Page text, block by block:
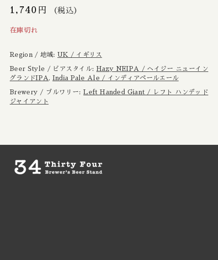
1,740 円 （税込）
在庫切れ
Region / 地域: UK / イギリス
Beer Style / ビアスタイル:Hazy NEIPA / ヘイジー ニューイン
グランドIPA
India Pale Ale / インディアペールエール
Brewery / ブルワリー:Left Handed Giant / レフト ハンデッド
ジャイアント
Boxcar / ボックスカー
BreWskey / ブリュースキー
Brouwerij West / ブリュワリー ウェスト
New Zealand / ニュージーランド
Republic of Poland / ポーランド共和国
Spain / スペイン